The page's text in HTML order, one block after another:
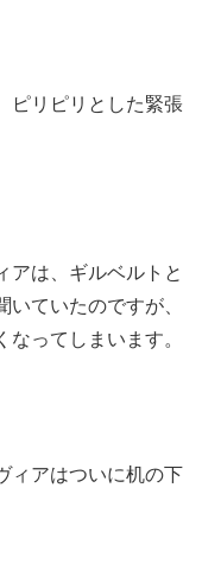
ピリピリとした緊張
アは、ギルベルトと
ていたのですが、
ってしまいます。
ィアはついに机の下